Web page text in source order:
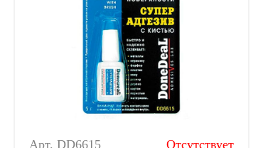
Арт. DD6615
Отсутствует